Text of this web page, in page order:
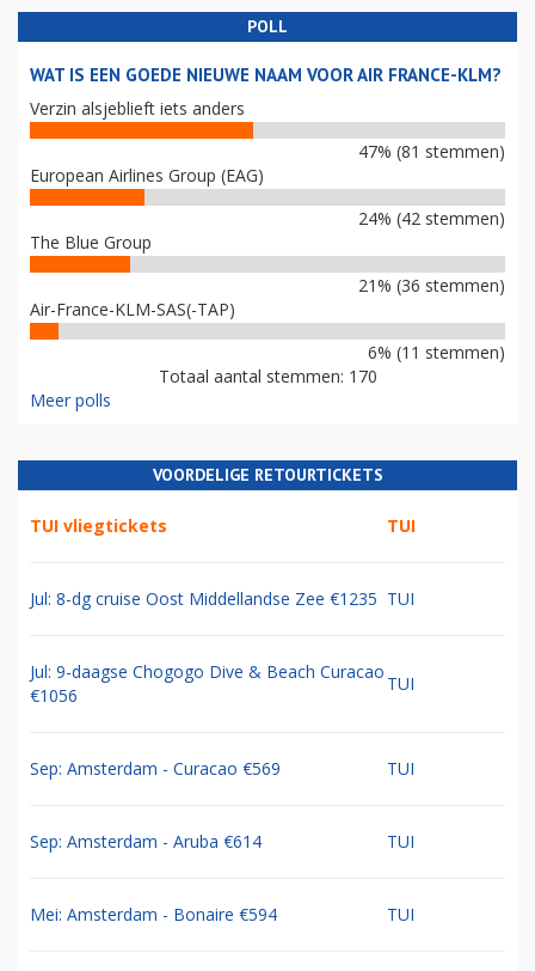
POLL
WAT IS EEN GOEDE NIEUWE NAAM VOOR AIR FRANCE-KLM?
Verzin alsjeblieft iets anders
47% (81 stemmen)
European Airlines Group (EAG)
24% (42 stemmen)
The Blue Group
21% (36 stemmen)
Air-France-KLM-SAS(-TAP)
6% (11 stemmen)
Totaal aantal stemmen: 170
Meer polls
VOORDELIGE RETOURTICKETS
TUI vliegtickets TUI
Jul: 8-dg cruise Oost Middellandse Zee €1235 TUI
Jul: 9-daagse Chogogo Dive & Beach Curacao
€1056
TUI
Sep: Amsterdam - Curacao €569 TUI
Sep: Amsterdam - Aruba €614 TUI
Mei: Amsterdam - Bonaire €594 TUI